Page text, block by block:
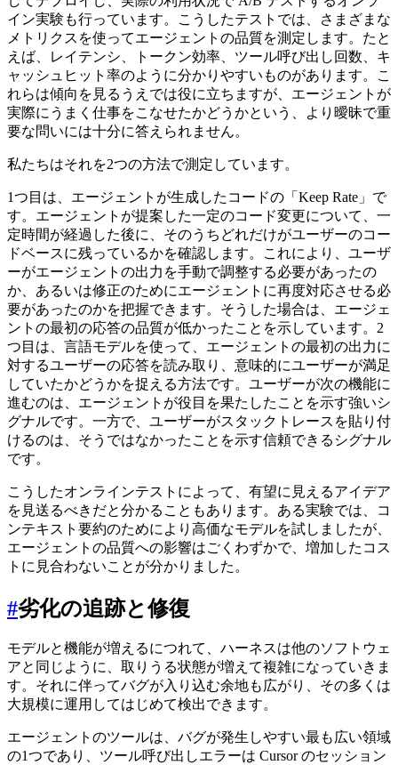
イン実験も行っています。こうしたテストでは、さまざまな
メトリクスを使ってエージェントの品質を測定します。たと
えば、レイテンシ、トークン効率、ツール呼び出し回数、キ
ャッシュヒット率のように分かりやすいものがあります。こ
れらは傾向を見るうえでは役に立ちますが、エージェントが
実際にうまく仕事をこなせたかどうかという、より曖昧で重
要な問いには十分に答えられません。
私たちはそれを2つの方法で測定しています。
1つ目は、エージェントが生成したコードの「Keep Rate」で
す。エージェントが提案した一定のコード変更について、一
定時間が経過した後に、そのうちどれだけがユーザーのコー
ドベースに残っているかを確認します。これにより、ユーザ
ーがエージェントの出力を手動で調整する必要があったの
か、あるいは修正のためにエージェントに再度対応させる必
要があったのかを把握できます。そうした場合は、エージェ
ントの最初の応答の品質が低かったことを示しています。2
つ目は、言語モデルを使って、エージェントの最初の出力に
対するユーザーの応答を読み取り、意味的にユーザーが満足
していたかどうかを捉える方法です。ユーザーが次の機能に
進むのは、エージェントが役目を果たしたことを示す強いシ
グナルです。一方で、ユーザーがスタックトレースを貼り付
けるのは、そうではなかったことを示す信頼できるシグナル
です。
こうしたオンラインテストによって、有望に見えるアイデア
を見送るべきだと分かることもあります。ある実験では、コ
ンテキスト要約のためにより高価なモデルを試しましたが、
エージェントの品質への影響はごくわずかで、増加したコス
トに見合わないことが分かりました。
#劣化の追跡と修復
モデルと機能が増えるにつれて、ハーネスは他のソフトウェ
アと同じように、取りうる状態が増えて複雑になっていきま
す。それに伴ってバグが入り込む余地も広がり、その多くは
大規模に運用してはじめて検出できます。
エージェントのツールは、バグが発生しやすい最も広い領域
の1つであり、ツール呼び出しエラーは Cursor のセッション